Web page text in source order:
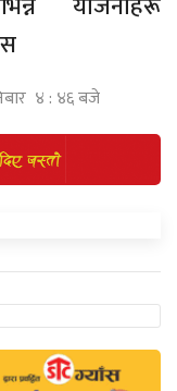
४ : ४६ बजे